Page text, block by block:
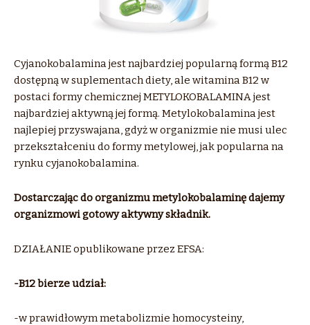
Cyjanokobalamina jest najbardziej popularną formą B12
dostępną w suplementach diety, ale witamina B12 w
postaci formy chemicznej METYLOKOBALAMINA jest
najbardziej aktywną jej formą. Metylokobalamina jest
najlepiej przyswajana, gdyż w organizmie nie musi ulec
przekształceniu do formy metylowej, jak popularna na
rynku cyjanokobalamina.
Dostarczając do organizmu metylokobalaminę dajemy
organizmowi gotowy aktywny składnik.
DZIAŁANIE opublikowane przez EFSA:
-B12 bierze udział:
-w prawidłowym metabolizmie homocysteiny,